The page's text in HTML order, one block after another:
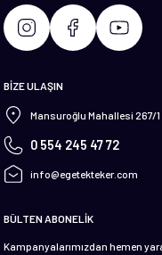
BİZE ULAŞIN
Mansuroğlu Mahallesi 267/
0 554 245 47 72
info@egetekteker.com
BÜLTEN ABONELİK
Kampanyalarımızdan hemen